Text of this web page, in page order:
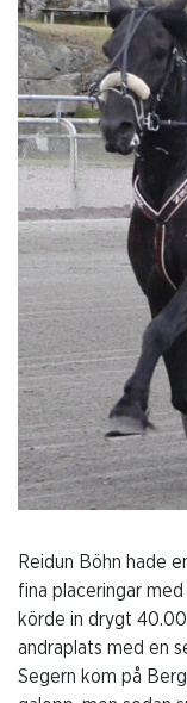
Reidun Böhn hade
fina placeringar
körde in drygt
andraplats med en
Segern kom på